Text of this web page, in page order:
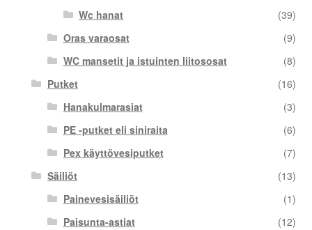
Wc hanat
(39)
Oras varaosat
(9)
WC mansetit ja istuinten liitososat
(8)
Putket
(16)
Hanakulmarasiat
(3)
PE -putket eli siniraita
(6)
Pex käyttövesiputket
(7)
Säiliöt
(13)
Painevesisäiliöt
(1)
Paisunta-astiat
(12)